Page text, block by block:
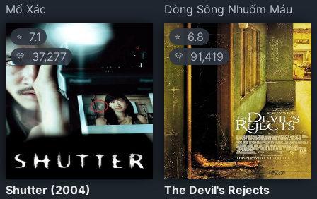
Mổ Xác
Dòng Sông Nhuốm Máu
⭐ 7.1
💛 37,277
Shutter (2004)
⭐ 6.8
💛 91,419
The Devil's Rejects